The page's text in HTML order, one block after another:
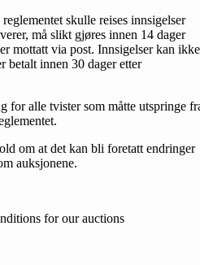
skulle reises inn­sigelser
må slikt gjøres innen 14 dager
mottatt via post. Innsigelser kan ikke
betalt innen 30 dager etter
for alle tvister som måtte utspringe
om at det kan bli foretatt endringer
auksjonene.
for our auctions